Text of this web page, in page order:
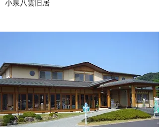
小泉八雲旧居